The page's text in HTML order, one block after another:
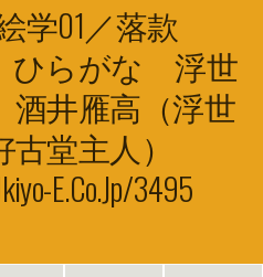
学01／落款
らがな 浮世
井雁高（浮世
堂主人）
E.co.jp/3495